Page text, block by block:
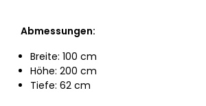
Abmessungen:
Breite: 100 cm
Höhe: 200 cm
Tiefe: 62 cm